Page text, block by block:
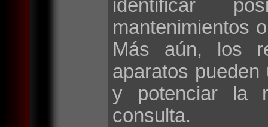
identificar
mantenimientos
Más aún, los
aparatos
y potenciar la
consulta.